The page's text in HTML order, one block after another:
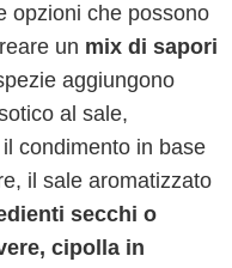
opzioni che possono
un mix di sapori
aggiungono
al sale,
condimento in base
il sale aromatizzato
secchi o
cipolla in